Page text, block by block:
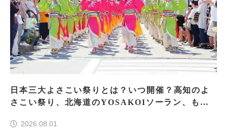
日本三大よさこい祭りとは？いつ開催？高知のよ
さこい祭り、北海道のYOSAKOIソーラン、もう
2026.08.01